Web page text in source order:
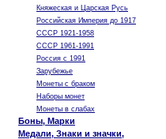
Княжеская и Царская Русь
Российская Империя до 1917
СССР 1921-1958
СССР 1961-1991
Россия с 1991
Зарубежье
Монеты с браком
Наборы монет
Монеты в слабах
Боны, Марки
Медали, Знаки и значки,